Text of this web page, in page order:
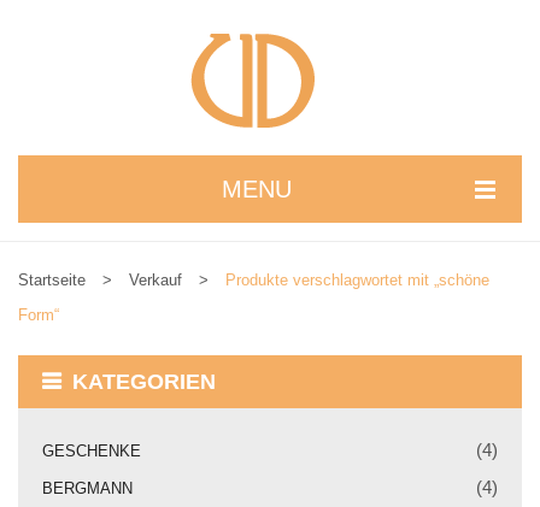
MENU
Startseite > Verkauf >
Produkte verschlagwortet mit „schöne
Form“
KATEGORIEN
GESCHENKE (4)
BERGMANN (4)